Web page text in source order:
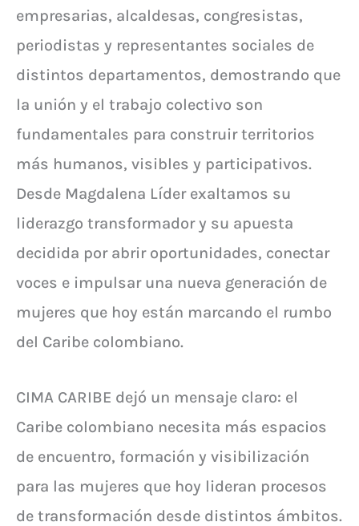
empresarias, alcaldesas, congresistas,
periodistas y representantes sociales de
distintos departamentos, demostrando que
la unión y el trabajo colectivo son
fundamentales para construir territorios
más humanos, visibles y participativos.
Desde Magdalena Líder exaltamos su
liderazgo transformador y su apuesta
decidida por abrir oportunidades, conectar
voces e impulsar una nueva generación de
mujeres que hoy están marcando el rumbo
del Caribe colombiano.
CIMA CARIBE dejó un mensaje claro: el
Caribe colombiano necesita más espacios
de encuentro, formación y visibilización
para las mujeres que hoy lideran procesos
de transformación desde distintos ámbitos.